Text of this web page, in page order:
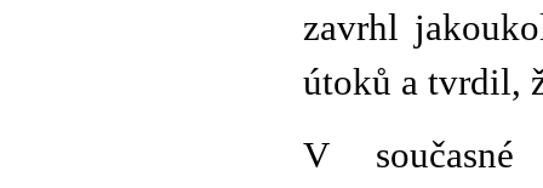
zavrhl
útoků a tvrdil,
V